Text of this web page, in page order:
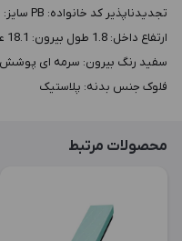
سفید رنگ بيرون: سرمه ای
فلوک جنس بدنه: پلاستیک
محصولات مرتبط